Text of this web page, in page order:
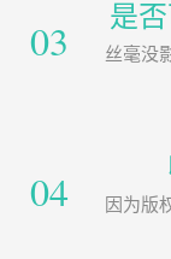
03 是
丝毫没
04
因为版